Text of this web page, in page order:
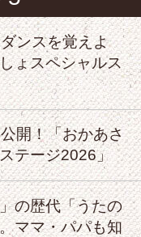
ンスを覚えよ
ょスペシャルス
開！「おかあさ
テージ2026」
の歴代「うたの
ママ・パパも知